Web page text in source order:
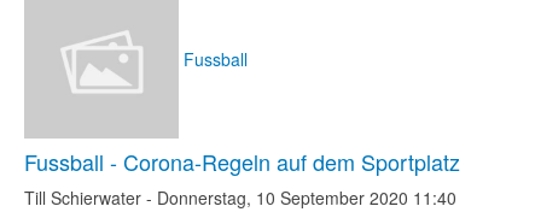
Fussball
Fussball - Corona-Regeln auf dem Sportplatz
Till Schierwater - Donnerstag, 10 September 2020 11:40